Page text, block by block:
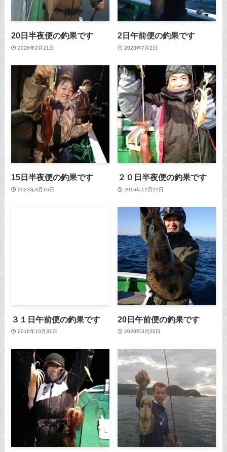
20日半夜便の釣果です
2026年2月21日
2日午前便の釣果です
2023年7月2日
15日半夜便の釣果です
2023年3月16日
２０日半夜便の釣果です
2016年12月21日
３１日午前便の釣果です
2016年10月31日
20日午前便の釣果です
2020年3月20日